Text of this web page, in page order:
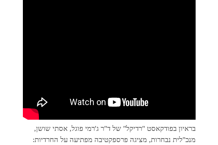
בראיון בפודקאסט "רדיקל" של ד"ר ג'רמי פוגל, אסתי שושן,
מנכ"לית נבחרות, מציגה פרספקטיבה מפתיעה על החרדיות: